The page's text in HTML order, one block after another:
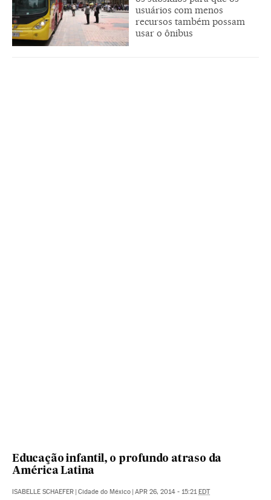
usuários com menos
recursos também possam
usar o ônibus
Educação infantil, o profundo atraso da
América Latina
ISABELLE SCHAEFER | Cidade do México | APR 26, 2014 - 15:21EDT